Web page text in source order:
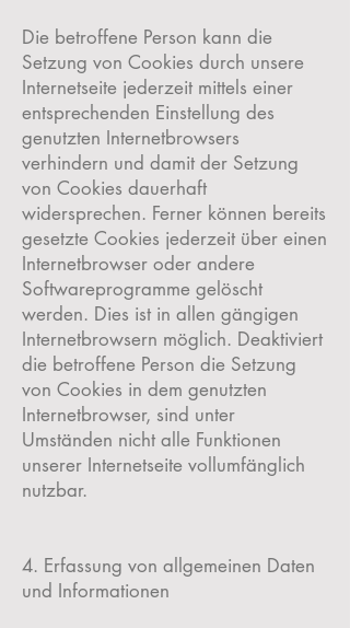
Die betroffene Person kann die
Setzung von Cookies durch unsere
Internetseite jederzeit mittels einer
entsprechenden Einstellung des
genutzten Internetbrowsers
verhindern und damit der Setzung
von Cookies dauerhaft
widersprechen. Ferner können bereits
gesetzte Cookies jederzeit über einen
Internetbrowser oder andere
Softwareprogramme gelöscht
werden. Dies ist in allen gängigen
Internetbrowsern möglich. Deaktiviert
die betroffene Person die Setzung
von Cookies in dem genutzten
Internetbrowser, sind unter
Umständen nicht alle Funktionen
unserer Internetseite vollumfänglich
nutzbar.
4. Erfassung von allgemeinen Daten
und Informationen